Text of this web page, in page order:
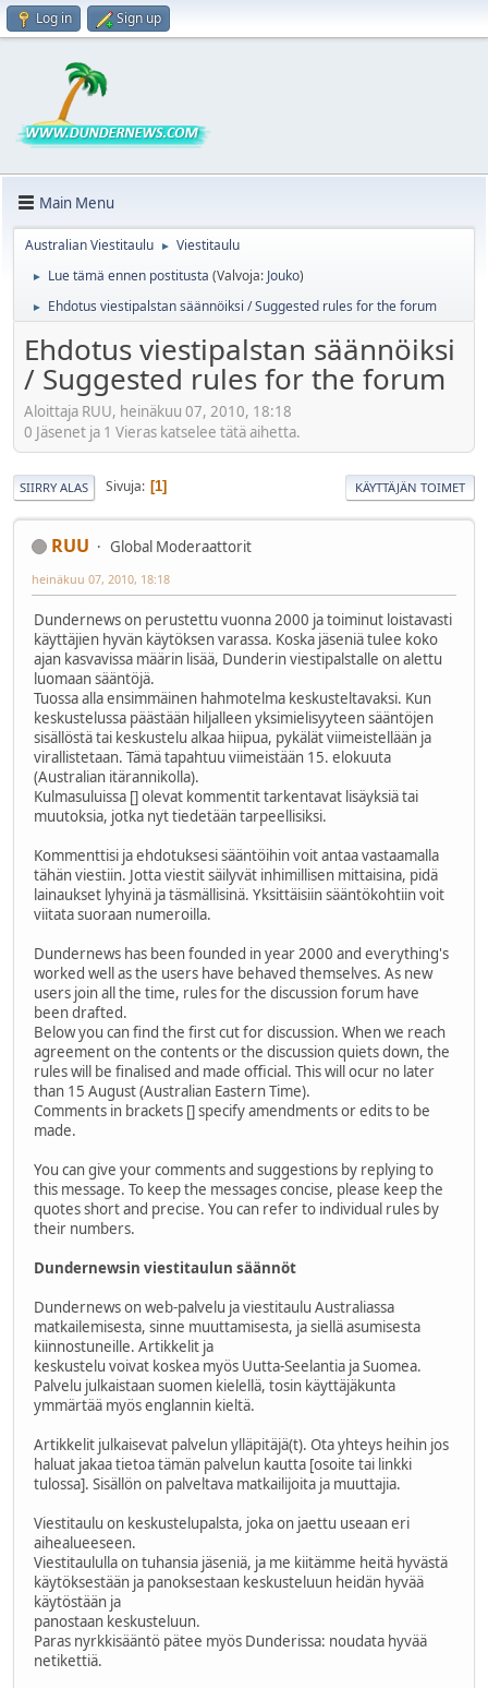
Log in Sign up
Main Menu
Australian Viestitaulu ► Viestitaulu
► Lue tämä ennen postitusta (Valvoja: Jouko)
► Ehdotus viestipalstan säännöiksi / Suggested rules for the forum
Ehdotus viestipalstan säännöiksi
/ Suggested rules for the forum
Aloittaja RUU, heinäkuu 07, 2010, 18:18
0 Jäsenet ja 1 Vieras katselee tätä aihetta.
SIIRRY ALAS Sivuja 1 KÄYTTÄJÄN TOIMET
RUU Global Moderaattorit
heinäkuu 07, 2010, 18:18
Dundernews on perustettu vuonna 2000 ja toiminut loistavasti
käyttäjien hyvän käytöksen varassa. Koska jäseniä tulee koko
ajan kasvavissa määrin lisää, Dunderin viestipalstalle on alettu
luomaan sääntöjä.
Tuossa alla ensimmäinen hahmotelma keskusteltavaksi. Kun
keskustelussa päästään hiljalleen yksimielisyyteen sääntöjen
sisällöstä tai keskustelu alkaa hiipua, pykälät viimeistellään ja
virallistetaan. Tämä tapahtuu viimeistään 15. elokuuta
(Australian itärannikolla).
Kulmasuluissa [] olevat kommentit tarkentavat lisäyksiä tai
muutoksia, jotka nyt tiedetään tarpeellisiksi.
Kommenttisi ja ehdotuksesi sääntöihin voit antaa vastaamalla
tähän viestiin. Jotta viestit säilyvät inhimillisen mittaisina, pidä
lainaukset lyhyinä ja täsmällisinä. Yksittäisiin sääntökohtiin voit
viitata suoraan numeroilla.
Dundernews has been founded in year 2000 and everything's
worked well as the users have behaved themselves. As new
users join all the time, rules for the discussion forum have
been drafted.
Below you can find the first cut for discussion. When we reach
agreement on the contents or the discussion quiets down, the
rules will be finalised and made official. This will ocur no later
than 15 August (Australian Eastern Time).
Comments in brackets [] specify amendments or edits to be
made.
You can give your comments and suggestions by replying to
this message. To keep the messages concise, please keep the
quotes short and precise. You can refer to individual rules by
their numbers.
Dundernewsin viestitaulun säännöt
Dundernews on web-palvelu ja viestitaulu Australiassa
matkailemisesta, sinne muuttamisesta, ja siellä asumisesta
kiinnostuneille. Artikkelit ja
keskustelu voivat koskea myös Uutta-Seelantia ja Suomea.
Palvelu julkaistaan suomen kielellä, tosin käyttäjäkunta
ymmärtää myös englannin kieltä.
Artikkelit julkaisevat palvelun ylläpitäjä(t). Ota yhteys heihin jos
haluat jakaa tietoa tämän palvelun kautta [osoite tai linkki
tulossa]. Sisällön on palveltava matkailijoita ja muuttajia.
Viestitaulu on keskustelupalsta, joka on jaettu useaan eri
aihealueeseen.
Viestitaululla on tuhansia jäseniä, ja me kiitämme heitä hyvästä
käytöksestään ja panoksestaan keskusteluun heidän hyvää
käytöstään ja
panostaan keskusteluun.
Paras nyrkkisääntö pätee myös Dunderissa: noudata hyvää
netikettiä.